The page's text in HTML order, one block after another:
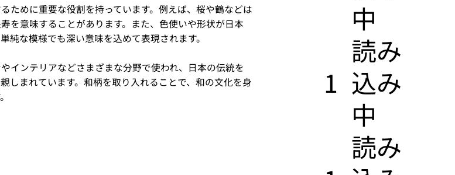
ために重要な役割を持っています。例えば、桜や鶴などは
を意味することがあります。また、色使いや形状が日本
純な模様でも深い意味を込めて表現されます。
インテリアなどさまざまな分野で使われ、日本の伝統を
しまれています。和柄を取り入れることで、和の文化を身
中
1
​読み
込み
中
​読み